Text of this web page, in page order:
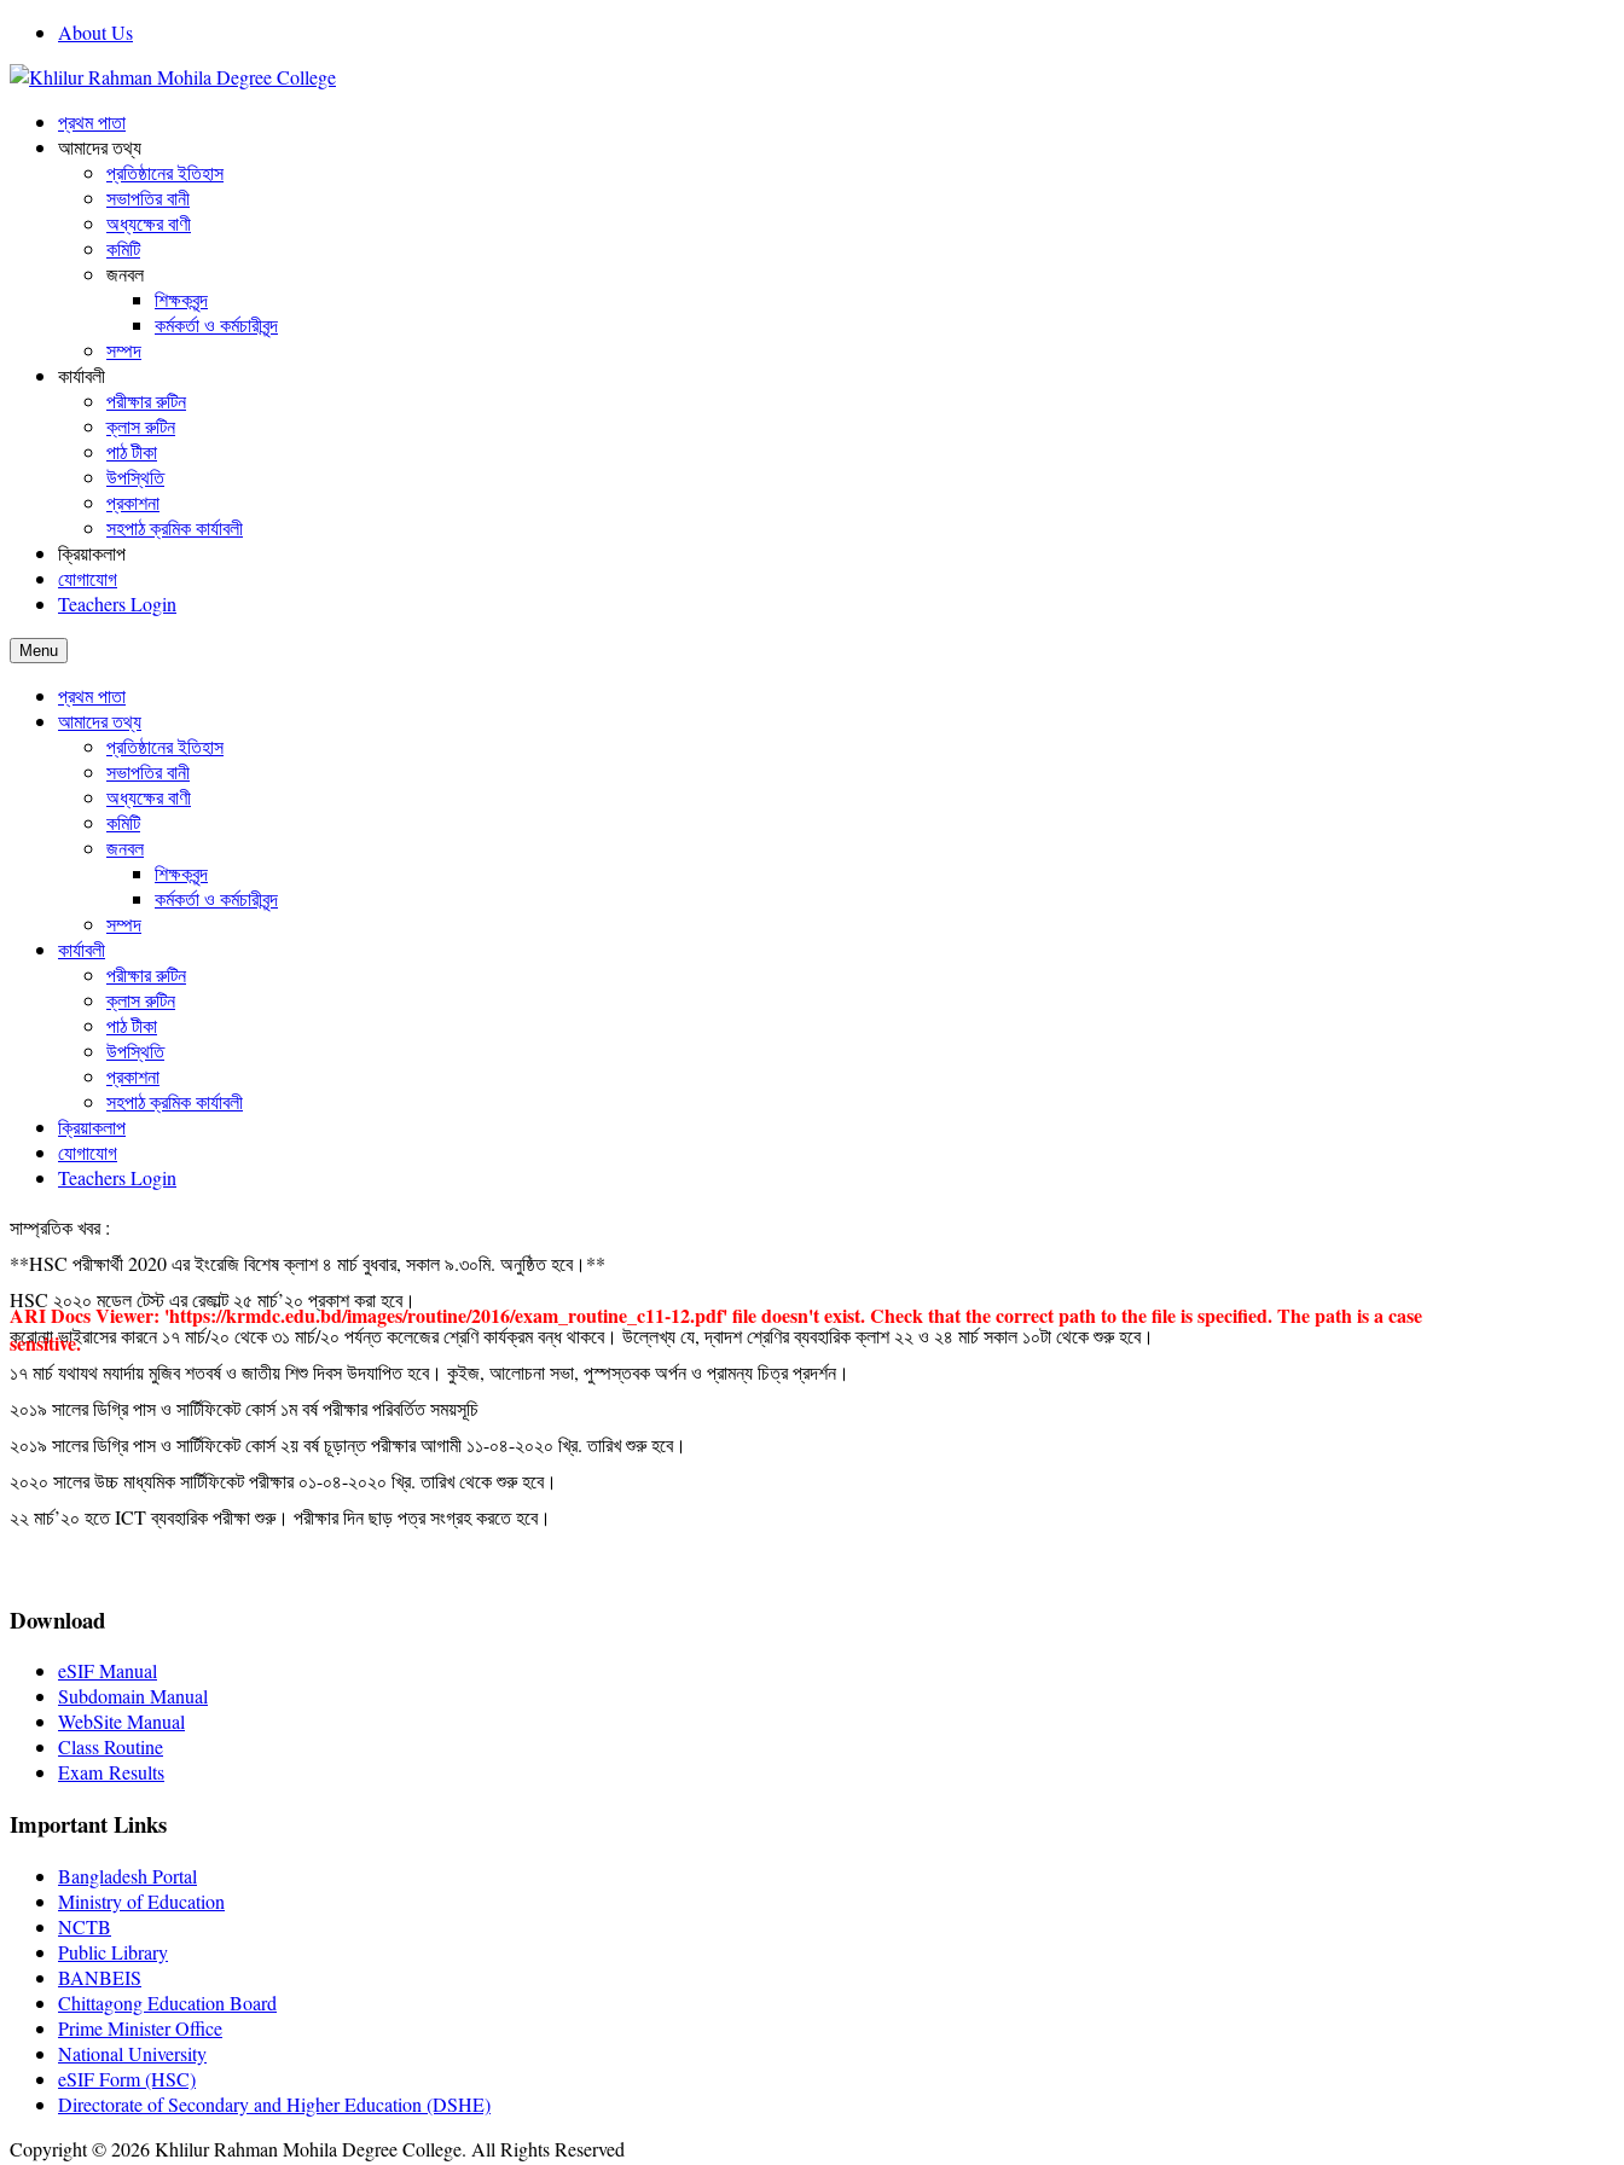
About Us
প্রথম পাতা
আমাদের তথ্য
প্রতিষ্ঠানের ইতিহাস
সভাপতির বানী
অধ্যক্ষের বাণী
কমিটি
জনবল
শিক্ষকবৃন্দ
কর্মকর্তা ও কর্মচারীবৃন্দ
সম্পদ
কার্যাবলী
পরীক্ষার রুটিন
ক্লাস রুটিন
পাঠ টীকা
উপস্থিতি
প্রকাশনা
সহপাঠ ক্রমিক কার্যাবলী
ক্রিয়াকলাপ
যোগাযোগ
Teachers Login
Menu
প্রথম পাতা
আমাদের তথ্য
প্রতিষ্ঠানের ইতিহাস
সভাপতির বানী
অধ্যক্ষের বাণী
কমিটি
জনবল
শিক্ষকবৃন্দ
কর্মকর্তা ও কর্মচারীবৃন্দ
সম্পদ
কার্যাবলী
পরীক্ষার রুটিন
ক্লাস রুটিন
পাঠ টীকা
উপস্থিতি
প্রকাশনা
সহপাঠ ক্রমিক কার্যাবলী
ক্রিয়াকলাপ
যোগাযোগ
Teachers Login
সাম্প্রতিক খবর :
**HSC পরীক্ষার্থী 2020 এর ইংরেজি বিশেষ ক্লাশ ৪ মার্চ বুধবার, সকাল ৯.৩০মি. অনুষ্ঠিত হবে।**
HSC ২০২০ মডেল টেস্ট এর রেজাল্ট ২৫ মার্চ’২০ প্রকাশ করা হবে।
করোনাা ভাইরাসের কারনে ১৭ মার্চ/২০ থেকে ৩১ মার্চ/২০ পর্যন্ত কলেজের শ্রেণি কার্যক্রম বন্ধ থাকবে। উল্লেখ্য যে, দ্বাদশ শ্রেণির ব্যবহারিক ক্লাশ ২২ ও ২৪ মার্চ সকাল ১০টা থেকে শুরু হবে।
১৭ মার্চ যথাযথ মযার্দায় মুজিব শতবর্ষ ও জাতীয় শিশু দিবস উদযাপিত হবে। কুইজ, আলোচনা সভা, পুস্পস্তবক অর্পন ও প্রামন্য চিত্র প্রদর্শন।
২০১৯ সালের ডিগ্রি পাস ও সার্টিফিকেট কোর্স ১ম বর্ষ পরীক্ষার পরিবর্তিত সময়সূচি
২০১৯ সালের ডিগ্রি পাস ও সার্টিফিকেট কোর্স ২য় বর্ষ চূড়ান্ত পরীক্ষার আগামী ১১-০৪-২০২০ খ্রি. তারিখ শুরু হবে।
২০২০ সালের উচ্চ মাধ্যমিক সার্টিফিকেট পরীক্ষার ০১-০৪-২০২০ খ্রি. তারিখ থেকে শুরু হবে।
২২ মার্চ’২০ হতে ICT ব্যবহারিক পরীক্ষা শুরু। পরীক্ষার দিন ছাড় পত্র সংগ্রহ করতে হবে।
ARI Docs Viewer: 'https://krmdc.edu.bd/images/routine/2016/exam_routine_c11-12.pdf' file doesn't exist. Check that the correct path to the file is specified. The path is a case
sensitive.
Download
eSIF Manual
Subdomain Manual
WebSite Manual
Class Routine
Exam Results
Important Links
Bangladesh Portal
Ministry of Education
NCTB
Public Library
BANBEIS
Chittagong Education Board
Prime Minister Office
National University
eSIF Form (HSC)
Directorate of Secondary and Higher Education (DSHE)
Copyright © 2026 Khlilur Rahman Mohila Degree College. All Rights Reserved